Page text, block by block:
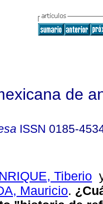
de
ISSN 0185-
Tiberio
Mauricio.